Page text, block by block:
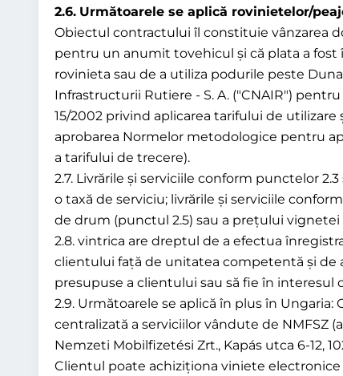
2.6. Următoarele se aplică rovinietelor/
Obiectul contractului îl constituie vânzarea
pentru un anumit tovehicul și că plata a fost
rovinieta sau de a utiliza podurile peste
Infrastructurii Rutiere - S. A. ("CNAIR")
15/2002 privind aplicarea tarifului de
aprobarea Normelor metodologice pentru
a tarifului de trecere).
2.7. Livrările și serviciile conform punctelor
o taxă de serviciu; livrările și serviciile
de drum (punctul 2.5) sau a prețului vignetei
2.8. vintrica are dreptul de a efectua
clientului față de unitatea competentă și de
presupuse a clientului sau să fie în interesul
2.9. Următoarele se aplică în plus în
centralizată a serviciilor vândute de NMFSZ
Nemzeti Mobilfizetési Zrt., Kapás utca 6-12,
Clientul poate achiziționa viniete